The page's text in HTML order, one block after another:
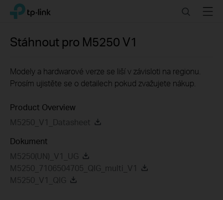
Click
navigation
TP-Link, Reliably Smart SearchMenu
Stáhnout pro M5250 V1
Modely a hardwarové verze se liší v závisloti na regionu.
Prosím ujistěte se o detailech pokud zvažujete nákup.
Product Overview
M5250_V1_Datasheet
Dokument
M5250(UN)_V1_UG
M5250_7106504705_QIG_multi_V1
M5250_V1_QIG